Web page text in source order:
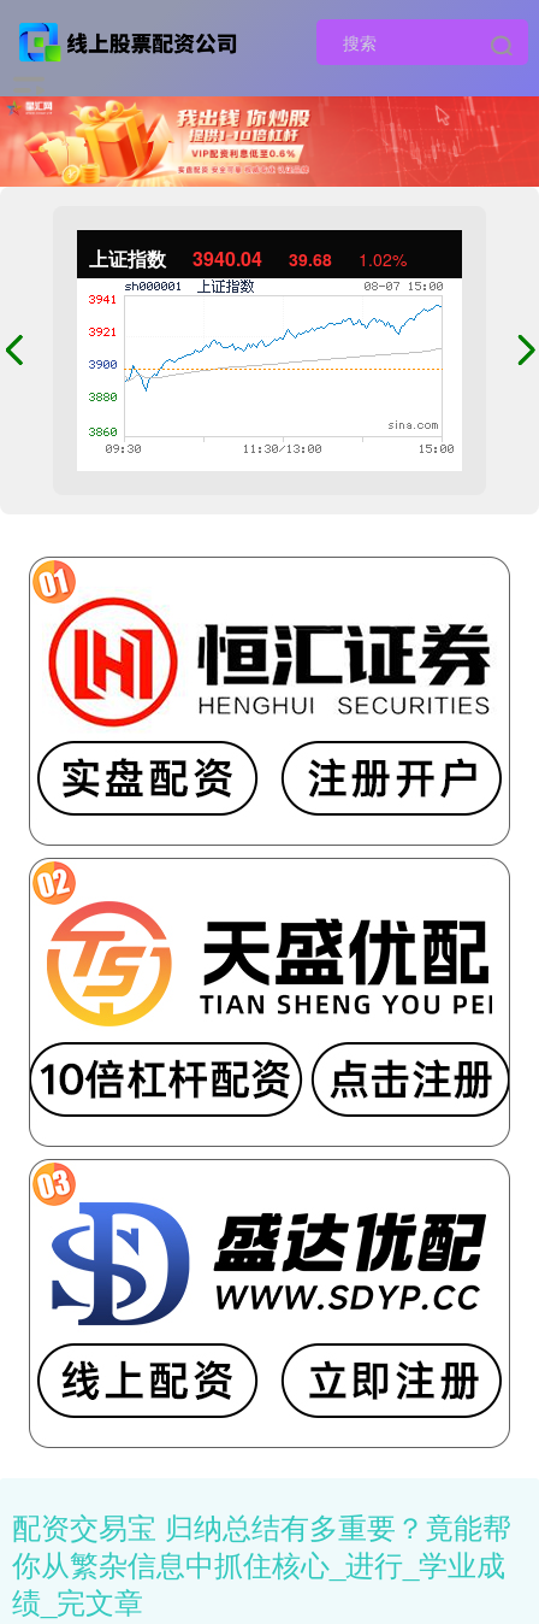
上证指数 3940.04 39.68 1.02%
配资交易宝 归纳总结有多重要？竟能帮
你从繁杂信息中抓住核心_进行_学业成
绩_完文章